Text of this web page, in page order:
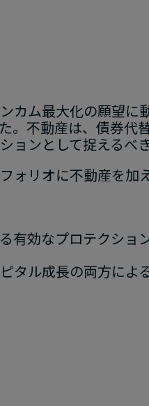
カム最大化の​願望に​
。​不動産は、​債券代
ョンと​して​捉えるべ
ォリオに​不動産を​加
有効な​プロテクショ
タル成長の​両方に​よ